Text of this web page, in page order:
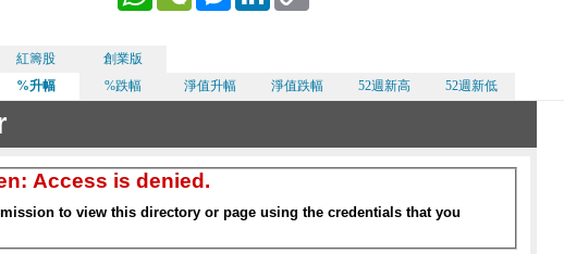
紅籌股
創業版
%升幅 %跌幅 淨值升幅 淨值跌幅 52週新高 52週新低